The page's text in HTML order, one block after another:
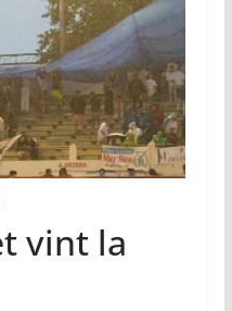
vint la